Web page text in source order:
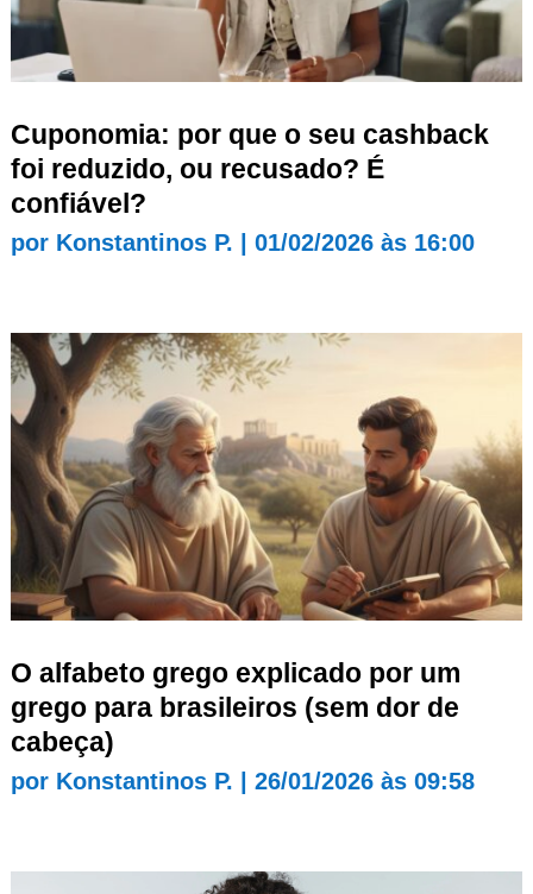
Cuponomia: por que o seu cashback
foi reduzido, ou recusado? É
confiável?
por Konstantinos P. 01/02/2026 às 16:00
O alfabeto grego explicado por um
grego para brasileiros (sem dor de
cabeça)
por Konstantinos P. 26/01/2026 às 09:58